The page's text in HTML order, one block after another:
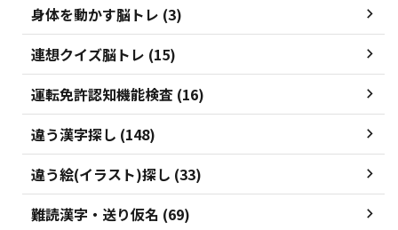
身体を動かす脳トレ (3)
連想クイズ脳トレ (15)
運転免許認知機能検査 (16)
違う漢字探し (148)
違う絵(イラスト)探し (33)
難読漢字・送り仮名 (69)